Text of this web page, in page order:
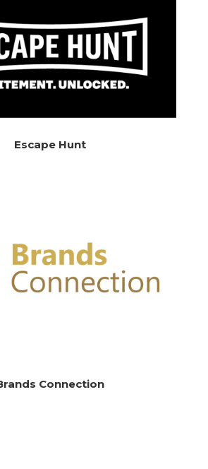
Escape Hunt
Connection